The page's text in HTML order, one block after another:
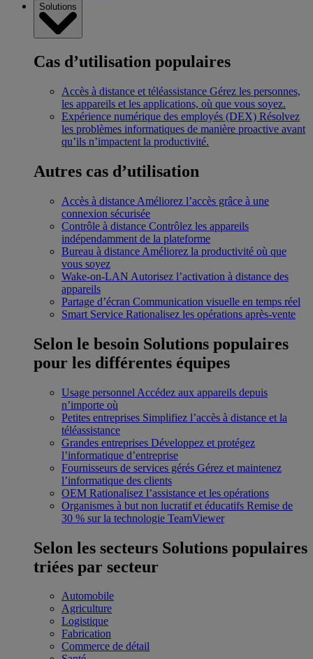
Solutions
Cas d’utilisation populaires
Accès à distance et téléassistance Gérez les personnes,
les appareils et les applications, où que vous soyez.
Expérience numérique des employés (DEX) Résolvez
les problèmes informatiques de manière proactive avant
qu’ils n’impactent la productivité.
Autres cas d’utilisation
Accès à distance Améliorez l’accès grâce à une
connexion sécurisée
Contrôle à distance Contrôlez les appareils
indépendamment de la plateforme
Bureau à distance Améliorez la productivité où que
vous soyez
Wake-on-LAN Autorisez l’activation à distance des
appareils
Partage d’écran Communication visuelle en temps réel
Smart Service Rationalisez les opérations après-vente
Selon le besoin Solutions populaires
pour les différentes équipes
Usage personnel Accédez aux appareils depuis
n’importe où
Petites entreprises Simplifiez l’accès à distance et la
téléassistance
Grandes entreprises Développez et protégez
l’informatique d’entreprise
Fournisseurs de services gérés Gérez et maintenez
l’informatique des clients
OEM Rationalisez l’assistance et les opérations
Organismes à but non lucratif et éducatifs Remise de
30 % sur la technologie TeamViewer
Selon les secteurs Solutions populaires
triées par secteur
Automobile
Agriculture
Logistique
Fabrication
Commerce de détail